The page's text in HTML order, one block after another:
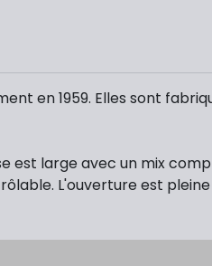
en 1959. Elles sont
large avec un mix
L'ouverture est